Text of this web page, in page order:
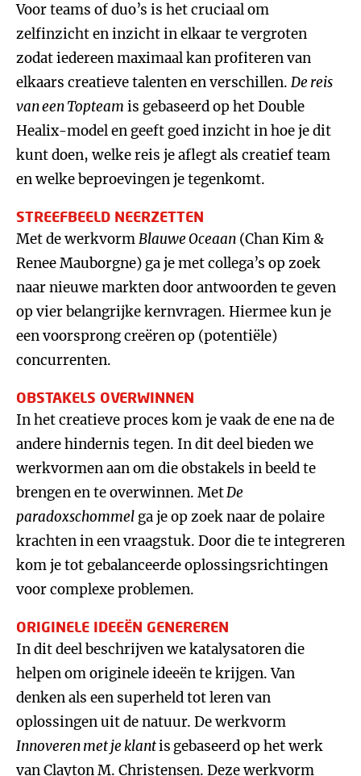
Voor teams of duo’s is het cruciaal om
zelfinzicht en inzicht in elkaar te vergroten
zodat iedereen maximaal kan profiteren van
elkaars creatieve talenten en verschillen. De reis
van een Topteam is gebaseerd op het Double
Healix-model en geeft goed inzicht in hoe je dit
kunt doen, welke reis je aflegt als creatief team
en welke beproevingen je tegenkomt.
STREEFBEELD NEERZETTEN
Met de werkvormBlauwe Oceaan (Chan Kim &
Renee Mauborgne) ga je met collega’s op zoek
naar nieuwe markten door antwoorden te geven
op vier belangrijke kernvragen. Hiermee kun je
een voorsprong creëren op (potentiële)
concurrenten.
OBSTAKELS OVERWINNEN
In het creatieve proces kom je vaak de ene na de
andere hindernis tegen. In dit deel bieden we
werkvormen aan om die obstakels in beeld te
brengen en te overwinnen. MetDe
paradoxschommel ga je op zoek naar de polaire
krachten in een vraagstuk. Door die te integreren
kom je tot gebalanceerde oplossingsrichtingen
voor complexe problemen.
ORIGINELE IDEEËN GENEREREN
In dit deel beschrijven we katalysatoren die
helpen om originele ideeën te krijgen. Van
denken als een superheld tot leren van
oplossingen uit de natuur. De werkvorm
Innoveren met je klantis gebaseerd op het werk
van Clayton M. Christensen. Deze werkvorm